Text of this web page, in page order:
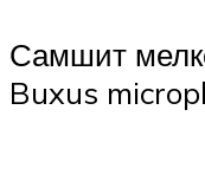
Самшит
Buxus